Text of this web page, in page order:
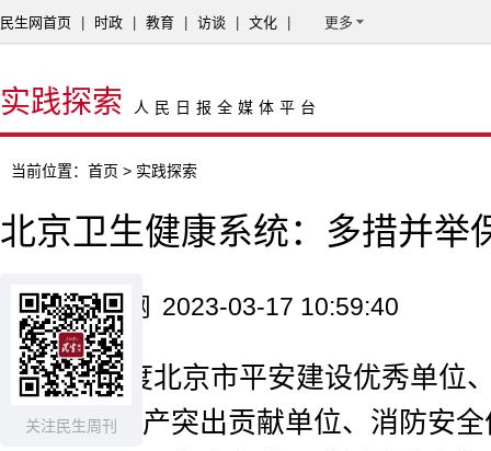
关注民生周刊
民生网首页 时政 教育 访谈 文化 更多
实践探索 人民日报全媒体平台
当前位置： 首页 > 实践探索
北京卫生健康系统：多措并举
来源：民生网 2023-03-17 10:59:40
2022年度北京市平安建设优秀单位
位、安全生产突出贡献单位、消防安